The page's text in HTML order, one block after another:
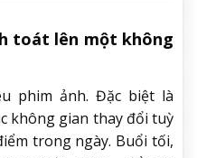
toát lên một không
phim ảnh. Đặc biệt là
không gian thay đổi tuỳ
trong ngày. Buổi tối,